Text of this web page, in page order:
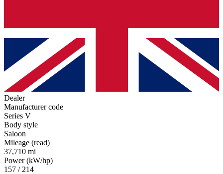
Dealer
Manufacturer code
Series V
Body style
Saloon
Mileage (read)
37,710 mi
Power (kW/hp)
157 / 214